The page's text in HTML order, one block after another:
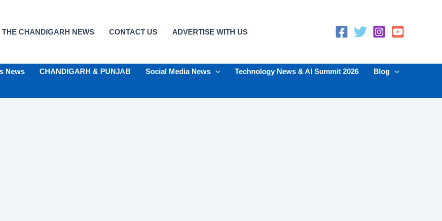
CHANDIGARH NEWS CONTACT US ADVERTISE WITH US
News CHANDIGARH & PUNJAB Social Media News Technology News & AI Summit 2026
Blog